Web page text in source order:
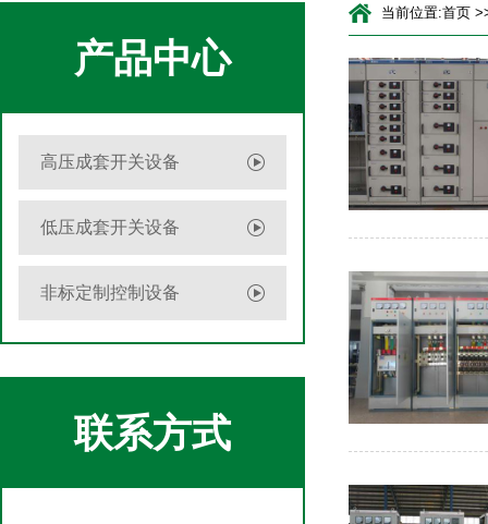
产品中心
高压成套开关设备
低压成套开关设备
非标定制控制设备
联系方式
当前位置:首页